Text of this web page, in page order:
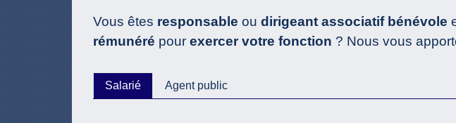
Vous êtes responsable ou dirigeant associatif bénévole
rémunéré pour exercer votre fonction ? Nous vous
Salarié Agent public